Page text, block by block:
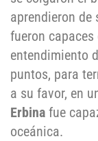
aprendieron de
fueron
entendimiento
puntos, para
a su favor, en
Erbina fue
oceánica.